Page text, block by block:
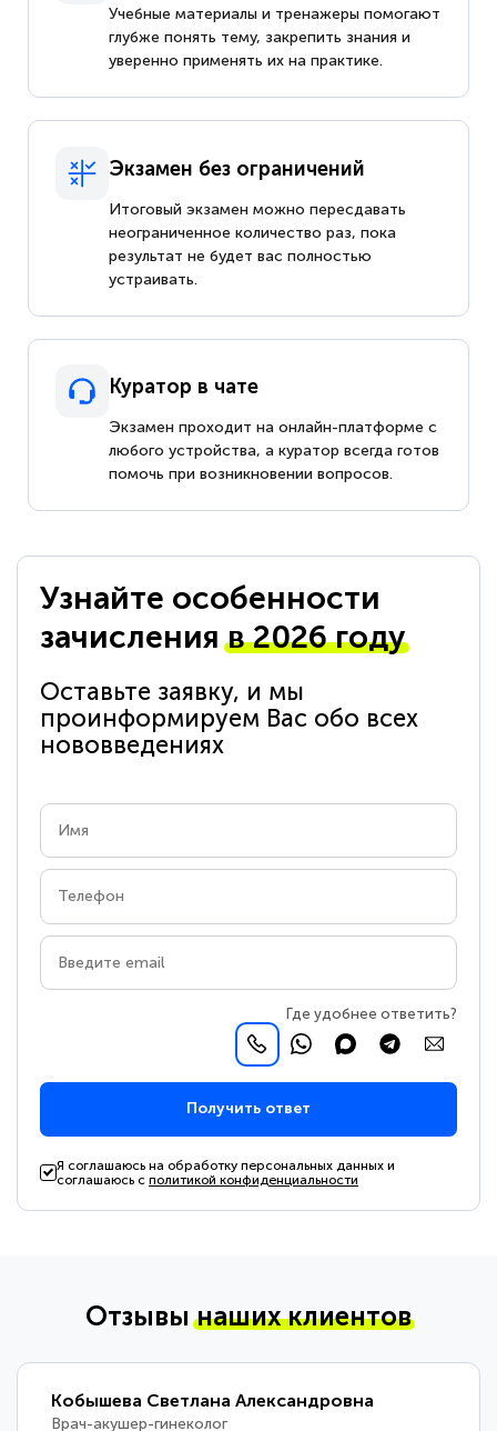
Учебные материалы и тренажеры помогают
глубже понять тему, закрепить знания и
уверенно применять их на практике.
Экзамен без ограничений
Итоговый экзамен можно пересдавать
неограниченное количество раз, пока
результат не будет вас полностью
устраивать.
Куратор в чате
Экзамен проходит на онлайн-платформе с
любого устройства, а куратор всегда готов
помочь при возникновении вопросов.
Узнайте особенности
зачисленияв 2026 году
Оставьте заявку, и мы
проинформируем Вас обо всех
нововведениях
Где удобнее ответить?
Получить ответ
Я соглашаюсь на обработку персональных данных и
соглашаюсь сполитикой конфиденциальности
Отзывынаших клиентов
Кобышева Светлана Александровна
Врач-акушер-гинеколог